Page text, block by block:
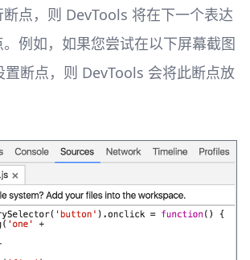
点，则 DevTools 将在下一个表达
例如，如果您尝试在以下屏幕截图
置断点，则 DevTools 会将此断点放